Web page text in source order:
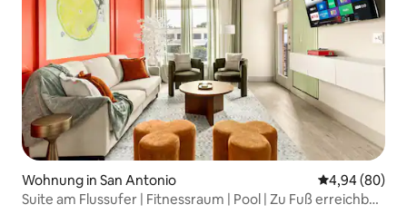
Wohnung in San Antonio
4,94 (80)
Suite am Flussufer | Fitnessraum | Pool | Zu Fuß erreichbar